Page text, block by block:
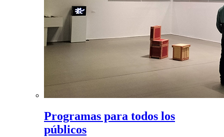
Programas para todos los
públicos